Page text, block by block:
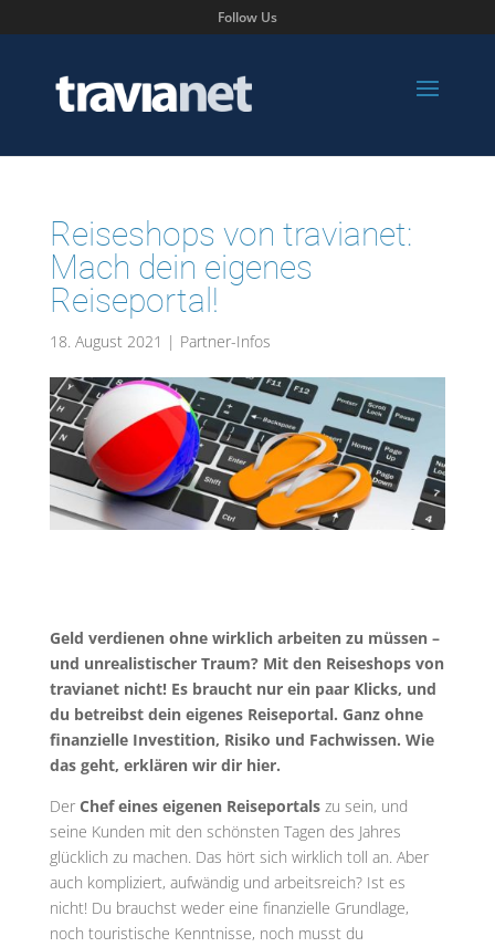
Follow Us
Reiseshops von travianet:
Mach dein eigenes
Reiseportal!
18. August 2021 | Partner-Infos
Geld verdienen ohne wirklich arbeiten zu müssen –
und unrealistischer Traum? Mit den Reiseshops von
travianet nicht! Es braucht nur ein paar Klicks, und
du betreibst dein eigenes Reiseportal. Ganz ohne
finanzielle Investition, Risiko und Fachwissen. Wie
das geht, erklären wir dir hier.
Der Chef eines eigenen Reiseportalszu sein, und
seine Kunden mit den schönsten Tagen des Jahres
glücklich zu machen. Das hört sich wirklich toll an. Aber
auch kompliziert, aufwändig und arbeitsreich? Ist es
nicht! Du brauchst weder eine finanzielle Grundlage,
noch touristische Kenntnisse, noch musst du